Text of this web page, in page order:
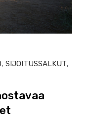
,SIJOITUSSALKUT,